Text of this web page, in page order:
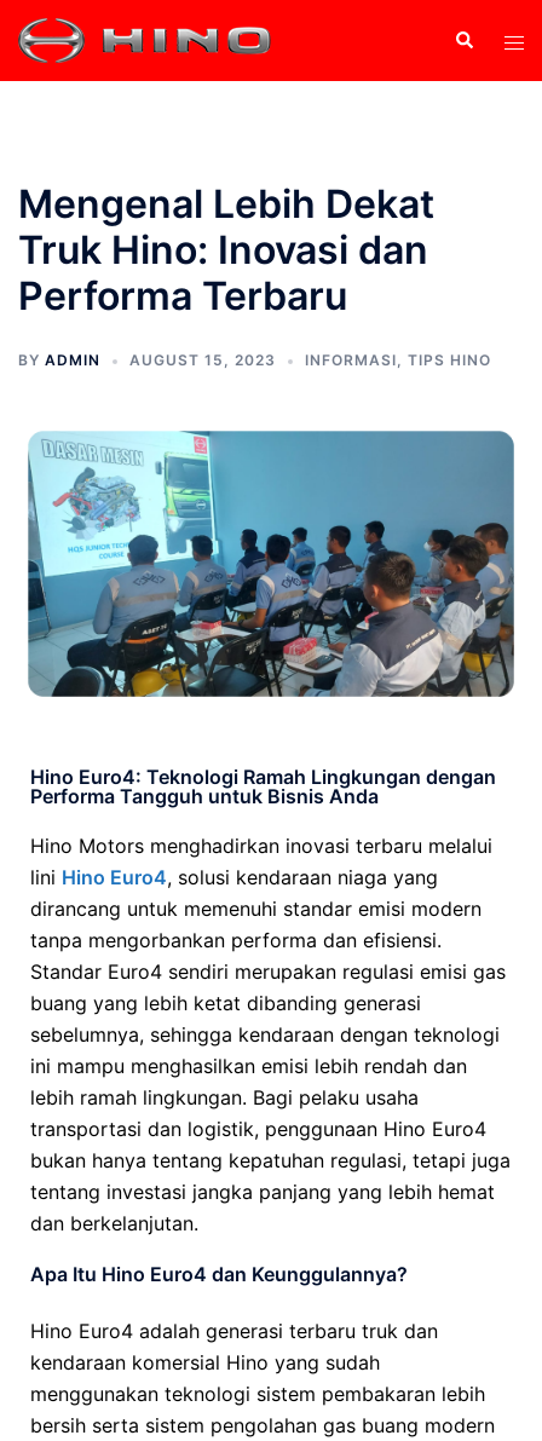
Mengenal Lebih Dekat
Truk Hino: Inovasi dan
Performa Terbaru
BY ADMIN AUGUST 15, 2023 INFORMASI, TIPS HINO
Hino Euro4: Teknologi Ramah Lingkungan dengan
Performa Tangguh untuk Bisnis Anda
Hino Motors menghadirkan inovasi terbaru melalui
lini Hino Euro4, solusi kendaraan niaga yang
dirancang untuk memenuhi standar emisi modern
tanpa mengorbankan performa dan efisiensi.
Standar Euro4 sendiri merupakan regulasi emisi gas
buang yang lebih ketat dibanding generasi
sebelumnya, sehingga kendaraan dengan teknologi
ini mampu menghasilkan emisi lebih rendah dan
lebih ramah lingkungan. Bagi pelaku usaha
transportasi dan logistik, penggunaan Hino Euro4
bukan hanya tentang kepatuhan regulasi, tetapi juga
tentang investasi jangka panjang yang lebih hemat
dan berkelanjutan.
Apa Itu Hino Euro4 dan Keunggulannya?
Hino Euro4 adalah generasi terbaru truk dan
kendaraan komersial Hino yang sudah
menggunakan teknologi sistem pembakaran lebih
bersih serta sistem pengolahan gas buang modern